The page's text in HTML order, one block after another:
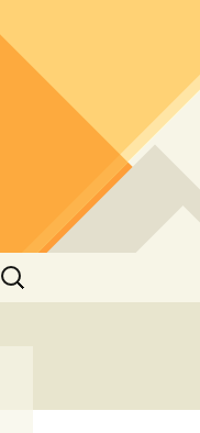
Suchen
nach: